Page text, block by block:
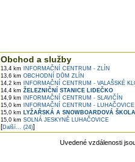
Obchod a služby
13,4 km INFORMAČNÍ CENTRUM - ZLÍN
13,6 km OBCHODNÍ DŮM ZLÍN
14,2 km INFORMAČNÍ CENTRUM - VALAŠSKÉ
14,4 km ŽELEZNIČNÍ STANICE LIDEČKO
14,9 km INFORMAČNÍ CENTRUM - SLAVIČÍN
15,0 km INFORMAČNÍ CENTRUM - LUHAČOVICE
15,0 km LYŽAŘSKÁ A SNOWBOARDOVÁ
15,0 km SOLNÁ JESKYNĚ LUHAČOVICE
[Další... (24)]
Uvedené vzdálenosti